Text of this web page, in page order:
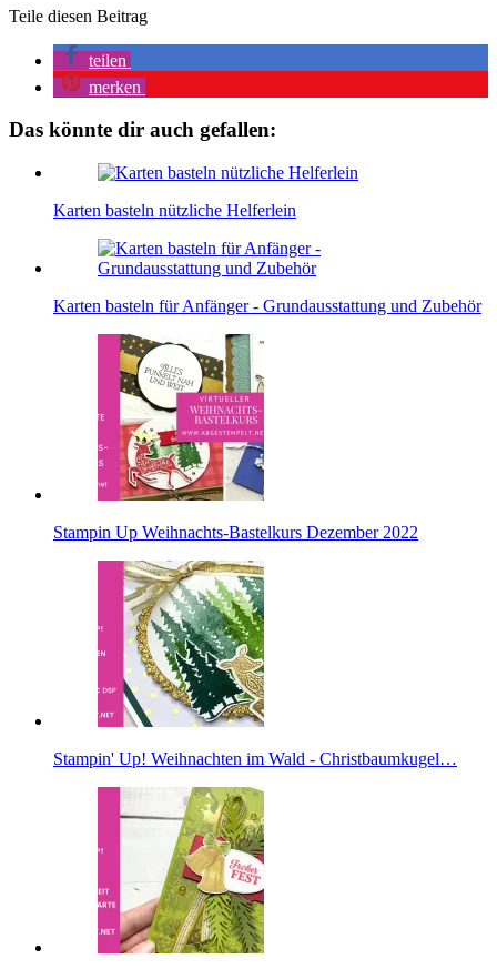
Teile diesen Beitrag
teilen
merken
Das könnte dir auch gefallen:
Karten basteln nützliche Helferlein
Karten basteln für Anfänger - Grundausstattung und Zubehör
Stampin Up Weihnachts-Bastelkurs Dezember 2022
Stampin' Up! Weihnachten im Wald - Christbaumkugel…